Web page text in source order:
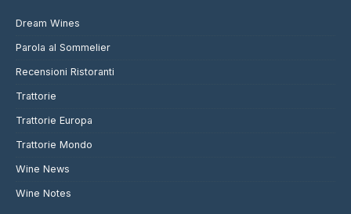
Dream Wines
Parola al Sommelier
Recensioni Ristoranti
Trattorie
Trattorie Europa
Trattorie Mondo
Wine News
Wine Notes